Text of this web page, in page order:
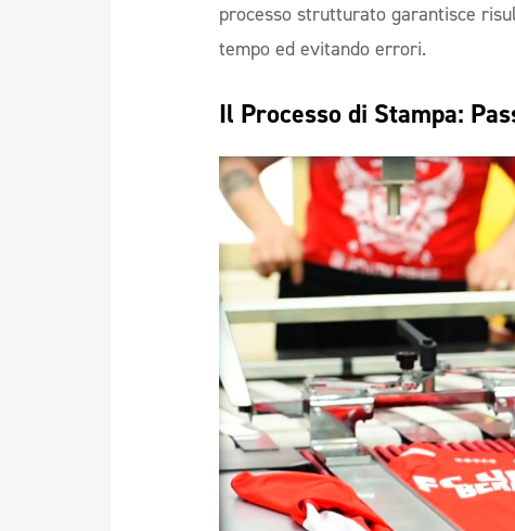
processo strutturato garantisce
tempo ed evitando errori.
Il Processo di Stampa: